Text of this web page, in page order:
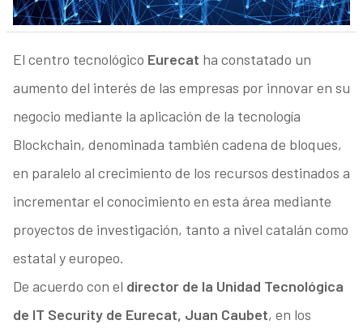
El centro tecnológico Eurecat ha constatado un
aumento del interés de las empresas por innovar en su
negocio mediante la aplicación de la tecnología
Blockchain, denominada también cadena de bloques,
en paralelo al crecimiento de los recursos destinados a
incrementar el conocimiento en esta área mediante
proyectos de investigación, tanto a nivel catalán como
estatal y europeo.
De acuerdo con el director de la Unidad Tecnológica
de IT Security de Eurecat, Juan Caubet, en los